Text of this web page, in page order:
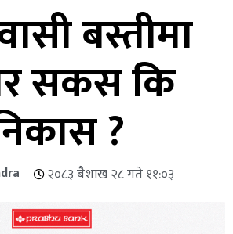
बस्तीमा
सकस कि
?
२०८३ बैशाख २८ गते ११:०३